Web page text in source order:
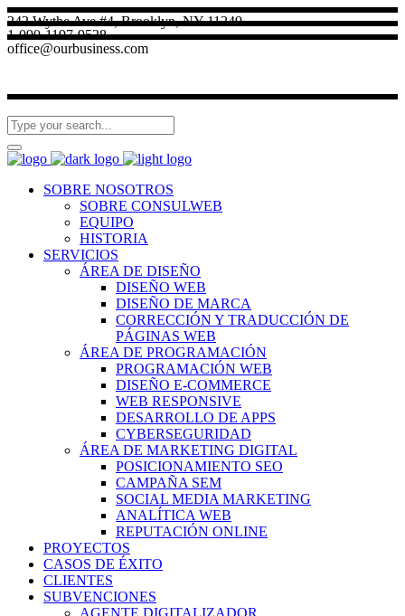
242 Wythe Ave #4, Brooklyn, NY 11249
1-090-1197-9528
office@ourbusiness.com
SOBRE NOSOTROS
SOBRE CONSULWEB
EQUIPO
HISTORIA
SERVICIOS
ÁREA DE DISEÑO
DISEÑO WEB
DISEÑO DE MARCA
CORRECCIÓN Y TRADUCCIÓN DE
PÁGINAS WEB
ÁREA DE PROGRAMACIÓN
PROGRAMACIÓN WEB
DISEÑO E-COMMERCE
WEB RESPONSIVE
DESARROLLO DE APPS
CYBERSEGURIDAD
ÁREA DE MARKETING DIGITAL
POSICIONAMIENTO SEO
CAMPAÑA SEM
SOCIAL MEDIA MARKETING
ANALÍTICA WEB
REPUTACIÓN ONLINE
PROYECTOS
CASOS DE ÉXITO
CLIENTES
SUBVENCIONES
AGENTE DIGITALIZADOR